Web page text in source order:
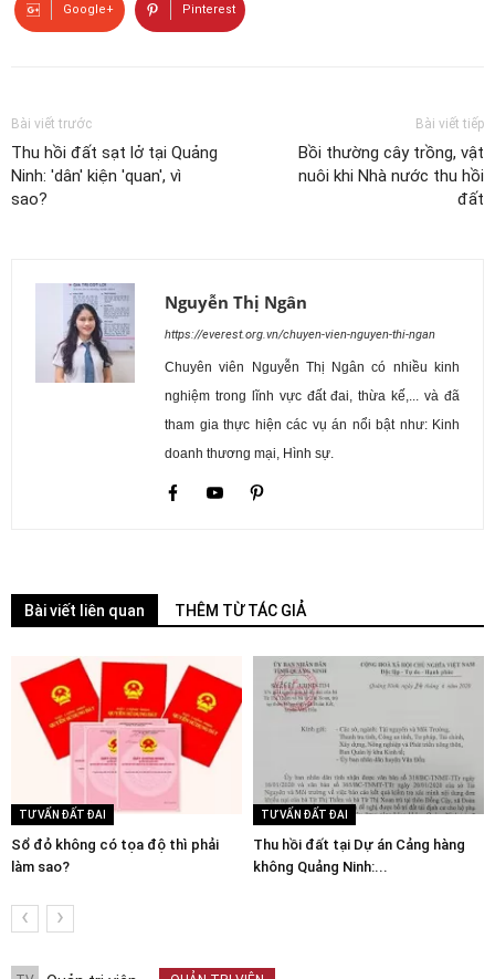
Google+ Pinterest
Bài viết trước
Thu hồi đất sạt lở tại Quảng
Ninh: 'dân' kiện 'quan', vì
sao?
Bài viết tiếp
Bồi thường cây trồng, vật
nuôi khi Nhà nước thu hồi
đất
Nguyễn Thị Ngân
https://everest.org.vn/chuyen-vien-nguyen-thi-ngan
Chuyên viên Nguyễn Thị Ngân có nhiều kinh
nghiệm trong lĩnh vực đất đai, thừa kế,... và đã
tham gia thực hiện các vụ án nổi bật như: Kinh
doanh thương mại, Hình sự.
Bài viết liên quan THÊM TỪ TÁC GIẢ
TƯ VẤN ĐẤT ĐAI
Sổ đỏ không có tọa độ thì phải
làm sao?
TƯ VẤN ĐẤT ĐAI
Thu hồi đất tại Dự án Cảng hàng
không Quảng Ninh:...
‹ ›